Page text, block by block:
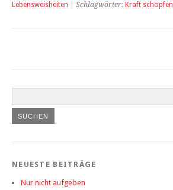
Lebensweisheiten | Schlagwörter: Kraft schöpfen
NEUESTE BEITRÄGE
Nur nicht aufgeben